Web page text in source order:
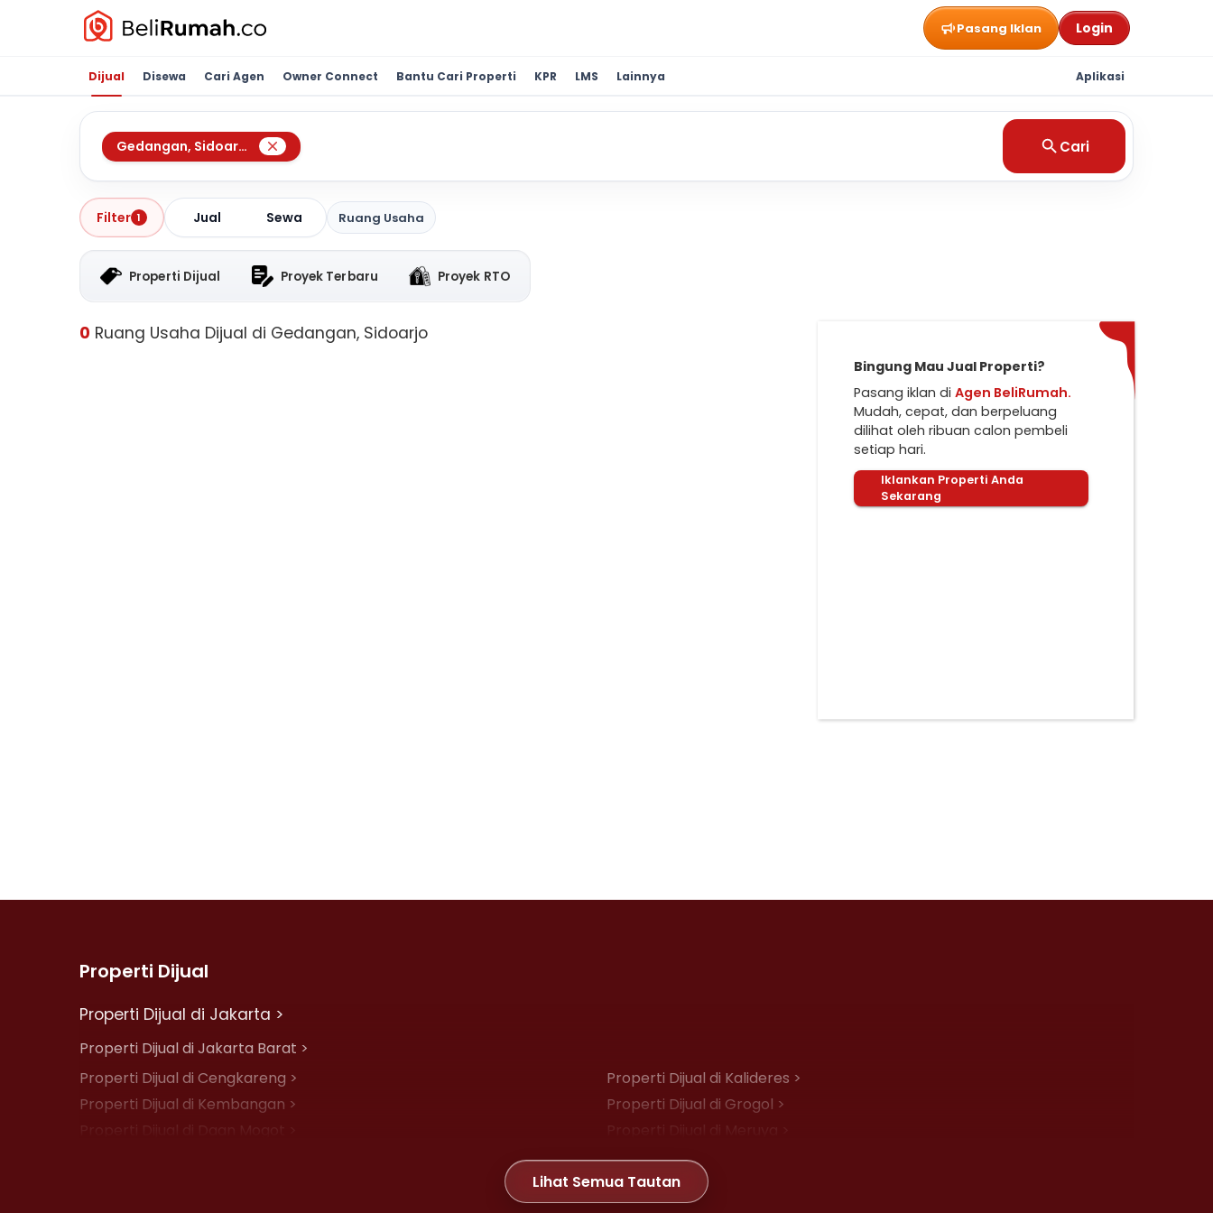
Pasang Iklan Login
Dijual Disewa Cari Agen Owner Connect Bantu Cari Properti KPR LMS Lainnya Aplikasi
Gedangan, Sidoarjo Cari
Filter 1 Jual Sewa Ruang Usaha
Properti Dijual Proyek Terbaru Proyek RTO
0 Ruang Usaha Dijual di Gedangan, Sidoarjo
Bingung Mau Jual Properti?
Pasang iklan di Agen BeliRumah.
Mudah, cepat, dan berpeluang
dilihat oleh ribuan calon pembeli
setiap hari.
Iklankan Properti Anda
Sekarang
Properti Dijual
Properti Dijual di Jakarta >
Properti Dijual di Jakarta Barat >
Properti Dijual di Cengkareng >
Properti Dijual di Kalideres >
Properti Dijual di Kembangan >
Properti Dijual di Grogol >
Properti Dijual di Daan Mogot >
Properti Dijual di Meruya >
Properti Dijual di Joglo >
Lihat Semua Tautan